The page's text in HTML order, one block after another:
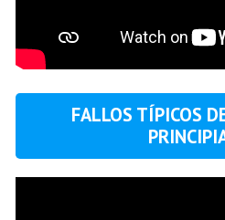
FALLOS TÍPICOS